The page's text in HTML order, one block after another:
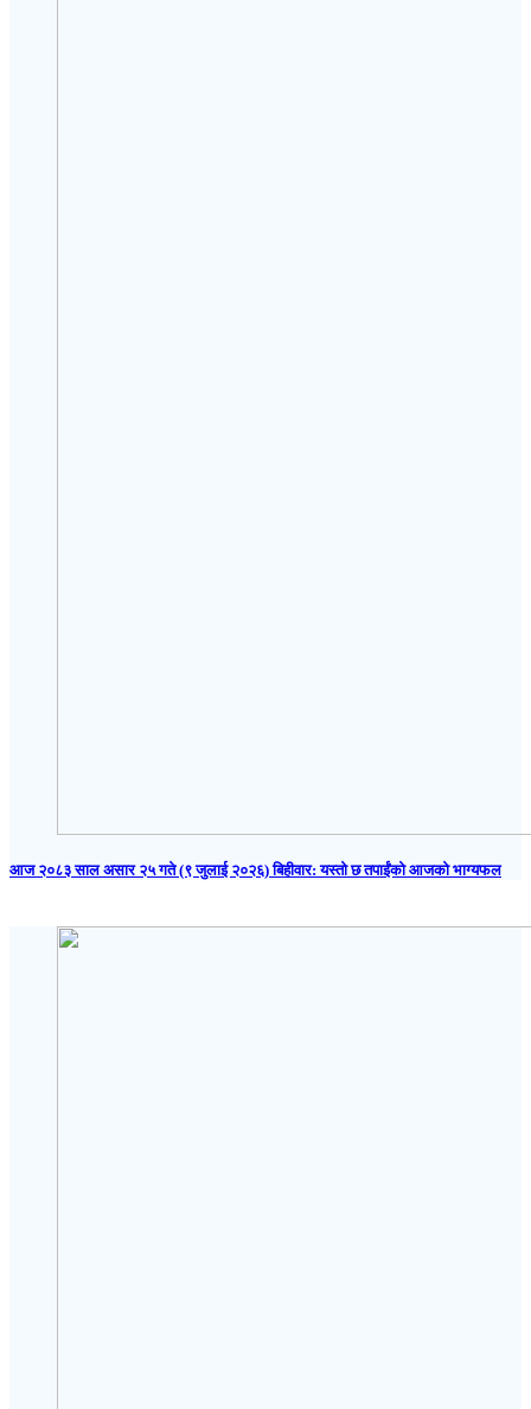
आज २०८३ साल असार २५ गते (९ जुलाई २०२६) बिहीवार: यस्तो छ तपाईंको आजको भाग्यफल